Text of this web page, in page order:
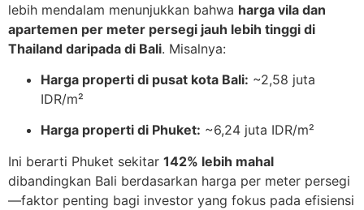
lebih mendalam menunjukkan bahwa harga vila dan
apartemen per meter persegi jauh lebih tinggi di
Thailand daripada di Bali. Misalnya:
Harga properti di pusat kota Bali: ~2,58 juta
IDR/m²
Harga properti di Phuket: ~6,24 juta IDR/m²
Ini berarti Phuket sekitar 142% lebih mahal
dibandingkan Bali berdasarkan harga per meter persegi
—faktor penting bagi investor yang fokus pada efisiensi